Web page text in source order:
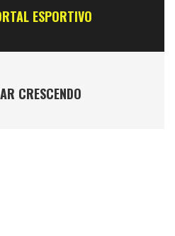
ESPORTIVO
CRESCENDO